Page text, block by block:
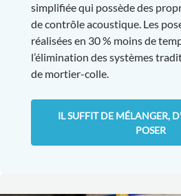
simplifiée qui possède des
de contrôle acoustique. Les
réalisées en 30 % moins de
l’élimination des systèmes
de mortier-colle.
IL SUFFIT DE MÉLANGER,
POSER